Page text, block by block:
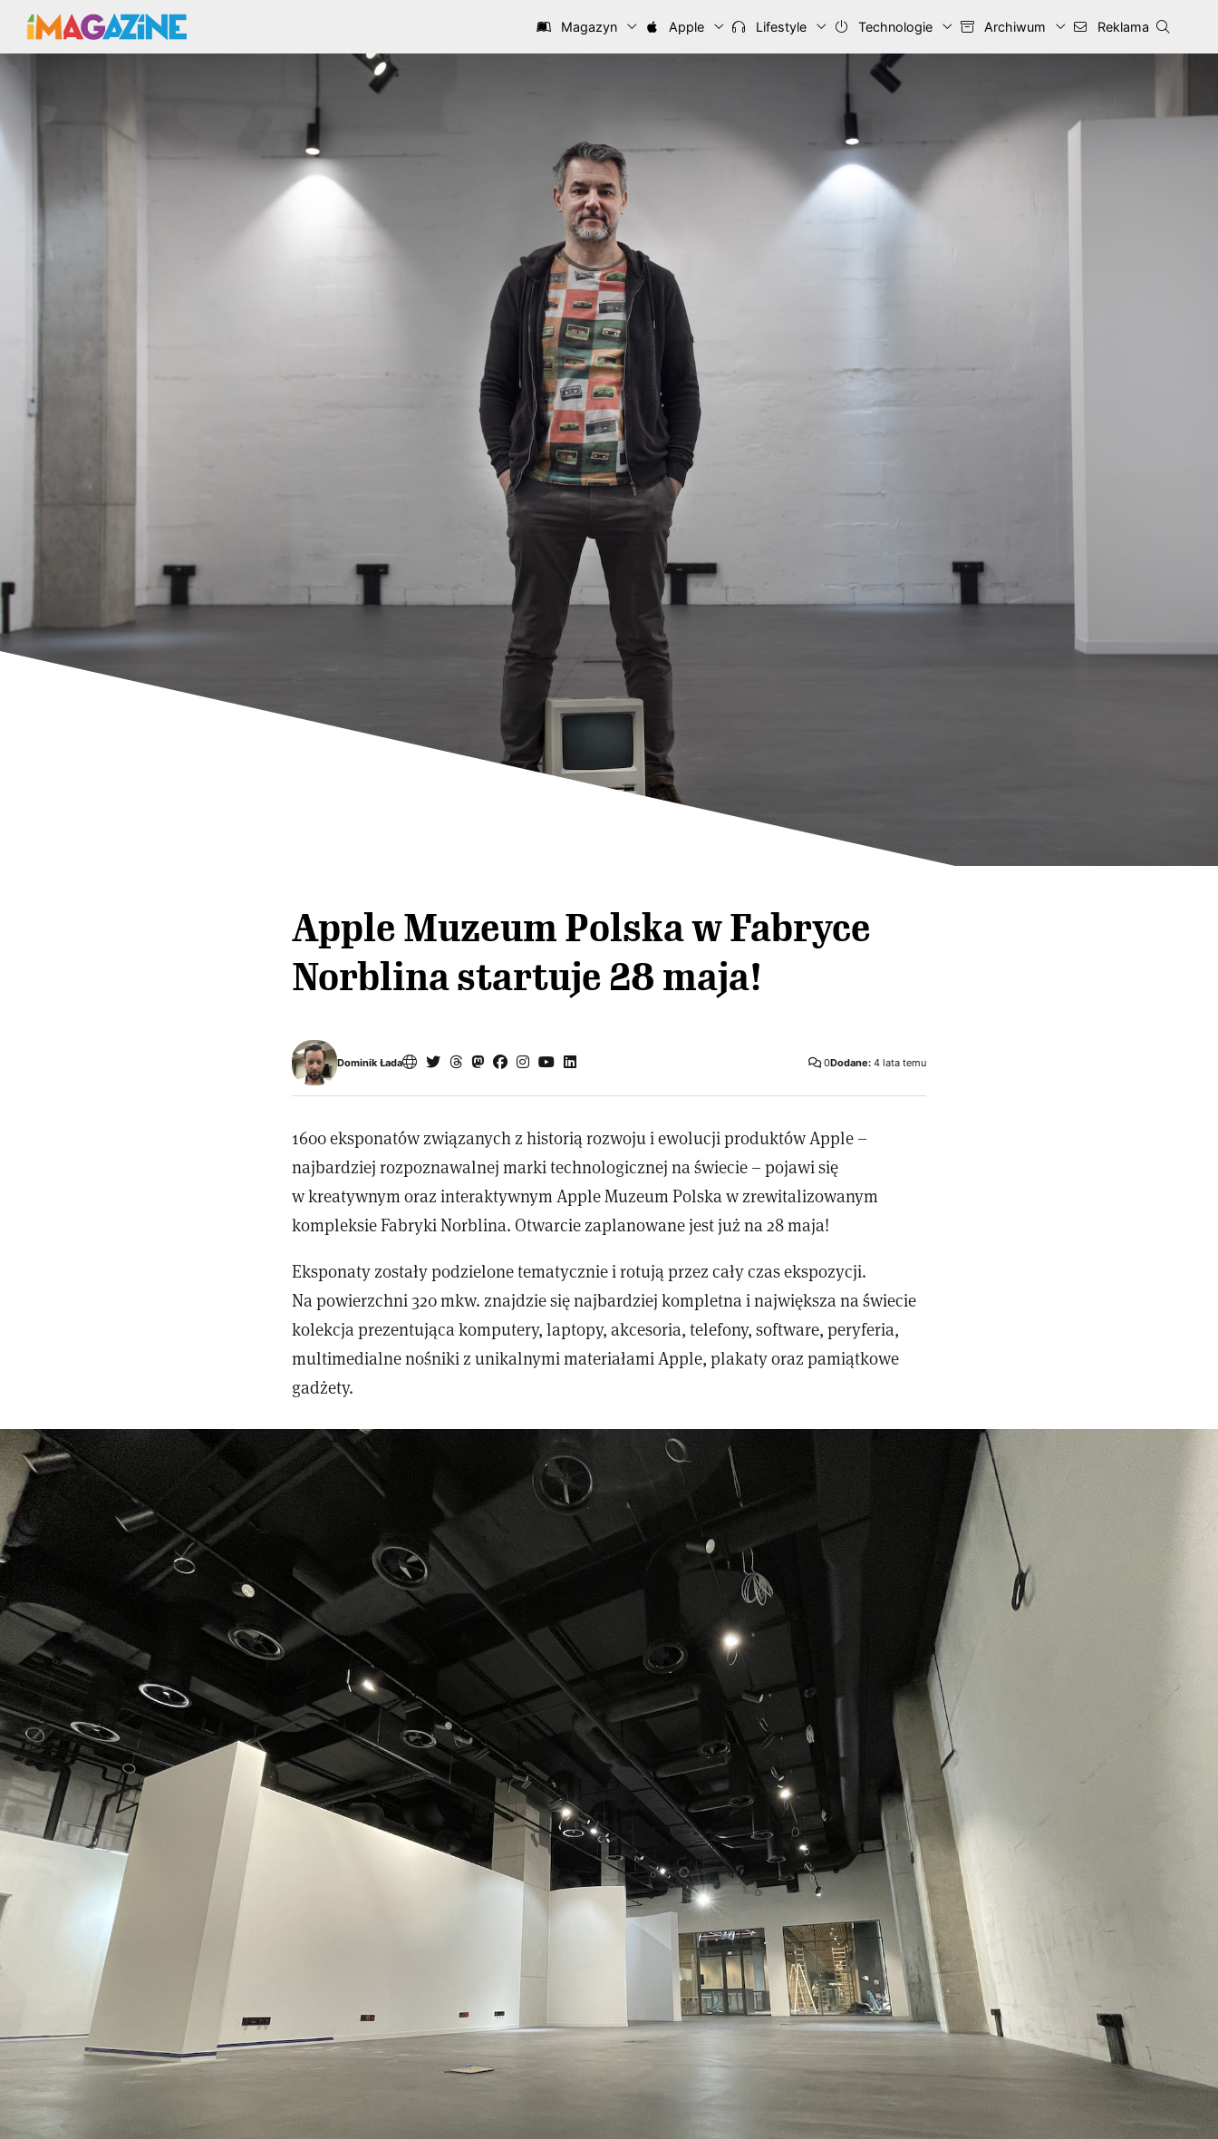
Magazyn Apple Lifestyle Technologie Archiwum Reklama
Apple Muzeum Polska w Fabryce
Norblina startuje 28 maja!
Dominik Łada 0Dodane: 4 lata temu
1600 eksponatów związanych z historią rozwoju i ewolucji produktów Apple –
najbardziej rozpoznawalnej marki technologicznej na świecie – pojawi się
w kreatywnym oraz interaktywnym Apple Muzeum Polska w zrewitalizowanym
kompleksie Fabryki Norblina. Otwarcie zaplanowane jest już na 28 maja!
Eksponaty zostały podzielone tematycznie i rotują przez cały czas ekspozycji.
Na powierzchni 320 mkw. znajdzie się najbardziej kompletna i największa na świecie
kolekcja prezentująca komputery, laptopy, akcesoria, telefony, software, peryferia,
multimedialne nośniki z unikalnymi materiałami Apple, plakaty oraz pamiątkowe
gadżety.